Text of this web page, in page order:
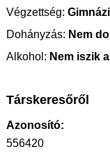
Végzettség:
Dohányzás: Nem
Alkohol: Nem iszik
Társkeresőről
Azonosító:
556420